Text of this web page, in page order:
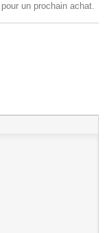
un prochain achat.